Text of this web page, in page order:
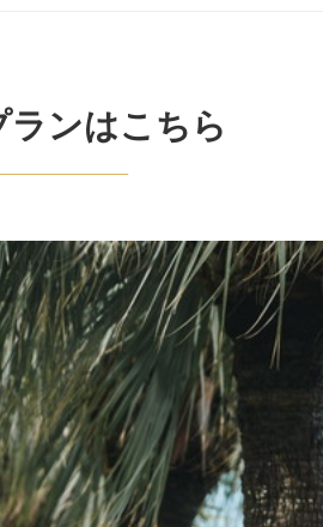
ランはこちら